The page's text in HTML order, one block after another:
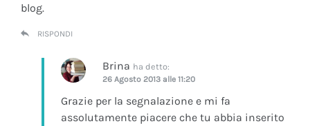
blog.
RISPONDI
Brina ha detto:
26 Agosto 2013 alle 11:20
Grazie per la segnalazione e mi fa
assolutamente piacere che tu abbia inserito